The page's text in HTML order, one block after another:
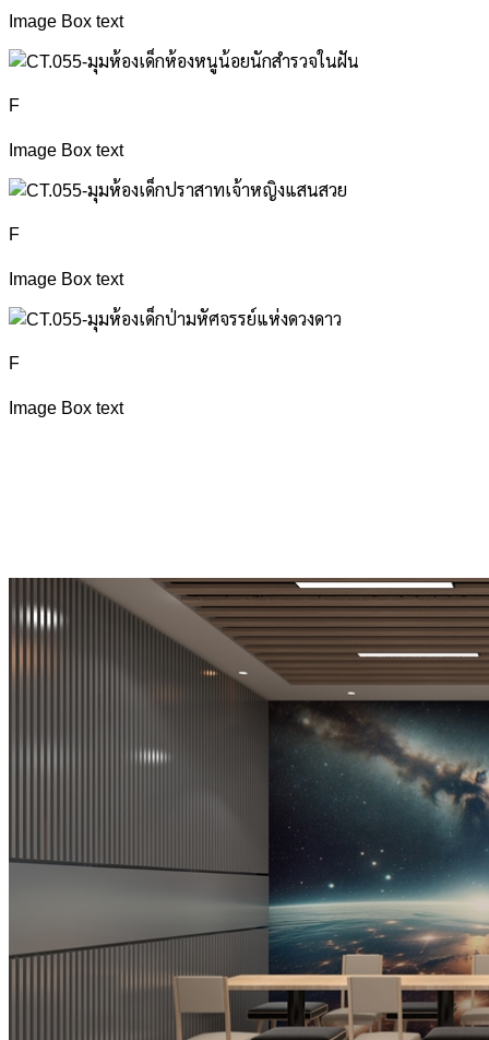
Image Box text
F
Image Box text
F
Image Box text
F
Image Box text